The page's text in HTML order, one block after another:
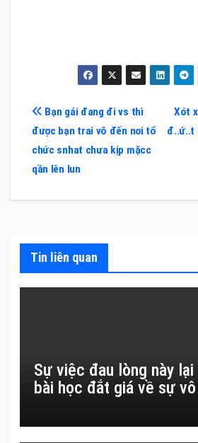
Điều
hướng
bài
viết
Xót
đ..ứ..t
Bạn gái đang đi vs thì
được bạn trai vô đến nơi tổ
chức snhat chưa kịp mặcc
qần lên lun
Tin liên quan
Sự việc đau lòng này
bài học đắt giá về sự